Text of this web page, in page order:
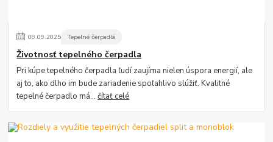
09.09.2025 Tepelné čerpadlá
Životnosť tepelného čerpadla
Pri kúpe tepelného čerpadla ľudí zaujíma nielen úspora energií, ale
aj to, ako dlho im bude zariadenie spoľahlivo slúžiť. Kvalitné
tepelné čerpadlo má...čítať celé